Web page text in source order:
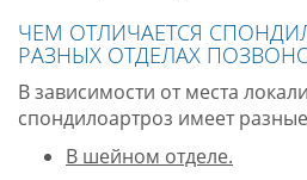
ЧЕМ ОТЛИЧАЕТСЯ
РАЗНЫХ ОТДЕЛАХ
В зависимости от места
спондилоартроз имеет
В шейном отделе.